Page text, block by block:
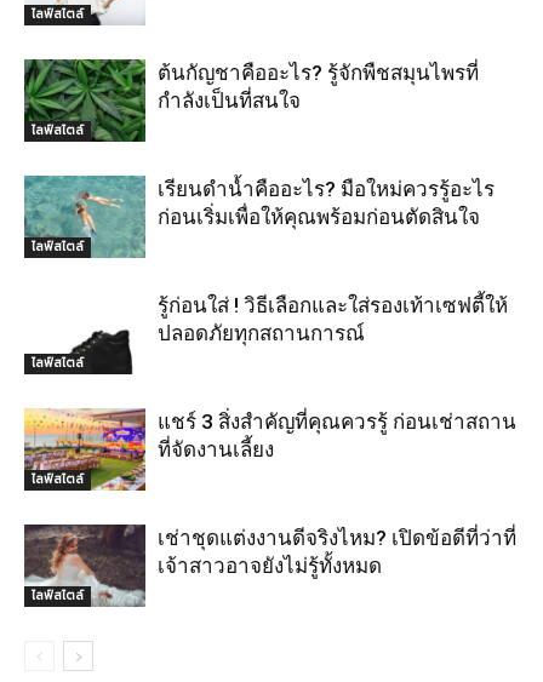
ไลฟ์สไตล์
ไลฟ์สไตล์
ต้นกัญชาคืออะไร? รู้จักพืชสมุนไพรที่
กำลังเป็นที่สนใจ
ไลฟ์สไตล์
เรียนดำน้ำคืออะไร? มือใหม่ควรรู้อะไร
ก่อนเริ่มเพื่อให้คุณพร้อมก่อนตัดสินใจ
ไลฟ์สไตล์
รู้ก่อนใส่ ! วิธีเลือกและใส่รองเท้าเซฟตี้ให้
ปลอดภัยทุกสถานการณ์
ไลฟ์สไตล์
แชร์ 3 สิ่งสำคัญที่คุณควรรู้ ก่อนเช่าสถาน
ที่จัดงานเลี้ยง
ไลฟ์สไตล์
เช่าชุดแต่งงานดีจริงไหม? เปิดข้อดีที่ว่าที่
เจ้าสาวอาจยังไม่รู้ทั้งหมด